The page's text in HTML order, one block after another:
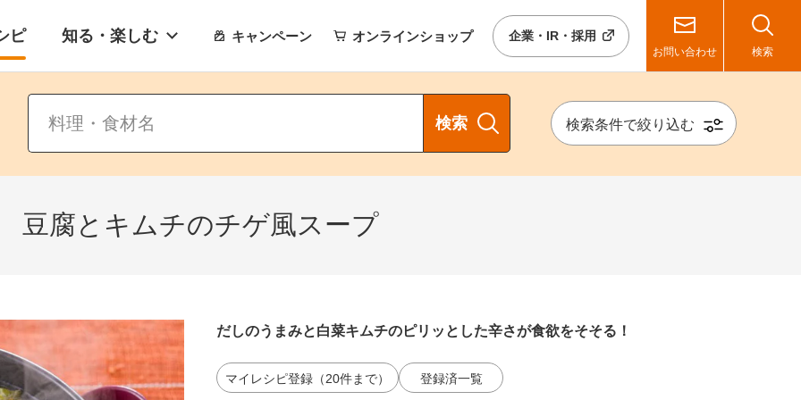
ピ 知る・楽しむ キャンペーン オンラインショップ 企業・IR・採用
お問い合わせ 検索
検索 検索条件で絞り込む
豆腐とキムチのチゲ風スープ
だしのうまみと白菜キムチのピリッとした辛さが食欲をそそる！
マイレシピ登録（20件まで） 登録済一覧